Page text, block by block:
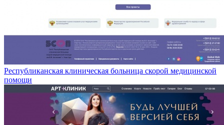
Республиканская клиническая больница скорой медицинской
помощи